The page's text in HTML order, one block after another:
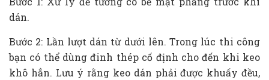
dán.
Bước 2: Lần lượt dán từ dưới lên. Trong lúc thi công
bạn có thể dùng đinh thép cố định cho đến khi keo
khô hẳn. Lưu ý rằng keo dán phải được khuấy đều,